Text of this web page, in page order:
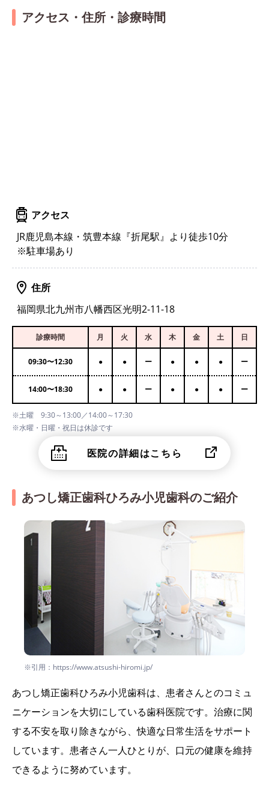
アクセス・住所・診療時間
アクセス
JR鹿児島本線・筑豊本線『折尾駅』より徒歩10分
※駐車場あり
住所
福岡県北九州市八幡西区光明2-11-18
診療時間 月 火 水 木 金 土 日
09:30〜12:30 ● ● ー ● ● ● ー
14:00〜18:30 ● ● ー ● ● ● ー
※土曜 9:30～13:00／14:00～17:30
※水曜・日曜・祝日は休診です
医院の詳細はこちら
あつし矯正歯科ひろみ小児歯科のご紹介
※引用：https://www.atsushi-hiromi.jp/
あつし矯正歯科ひろみ小児歯科は、患者さんとのコミュ
ニケーションを大切にしている歯科医院です。治療に関
する不安を取り除きながら、快適な日常生活をサポート
しています。患者さん一人ひとりが、口元の健康を維持
できるように努めています。